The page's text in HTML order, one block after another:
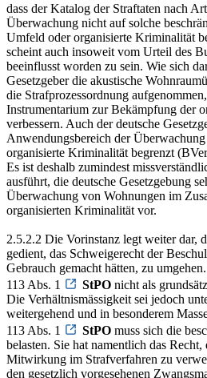
dass der Katalog der Straftaten nach
Überwachung nicht auf solche
Umfeld oder organisierte Kriminalität
scheint auch insoweit vom Urteil des
beeinflusst worden zu sein. Wie sich
Gesetzgeber die akustische
die Strafprozessordnung
Instrumentarium zur Bekämpfung der
verbessern. Auch der deutsche
Anwendungsbereich der
organisierte Kriminalität begrenzt
Es ist deshalb zumindest
ausführt, die deutsche Gesetzgebung
Überwachung von Wohnungen im
organisierten Kriminalität vor.
2.5.2.2 Die Vorinstanz legt weiter dar,
gedient, das Schweigerecht der
Gebrauch gemacht hätten, zu
113 Abs. 1
StPO nicht als
Die Verhältnismässigkeit sei jedoch
weitergehend und in besonderem
113 Abs. 1
StPO muss sich die
belasten. Sie hat namentlich das
Mitwirkung im Strafverfahren zu
den gesetzlich vorgesehenen